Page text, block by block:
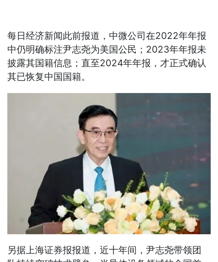
每日经济新闻此前报道，中微公司在2022年年报
中仍明确标注尹志尧为美国公民；2023年年报未
披露其国籍信息；直至2024年年报，才正式确认
其已恢复中国国籍。
另据上海证券报报道，近十年间，尹志尧带领团